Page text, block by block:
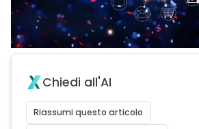
Chiedi all'AI
Riassumi questo articolo